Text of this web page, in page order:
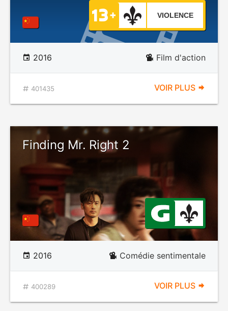
VIOLENCE
2016 Film d'action
401435 VOIR PLUS
Finding Mr. Right 2
2016 Comédie sentimentale
400289 VOIR PLUS